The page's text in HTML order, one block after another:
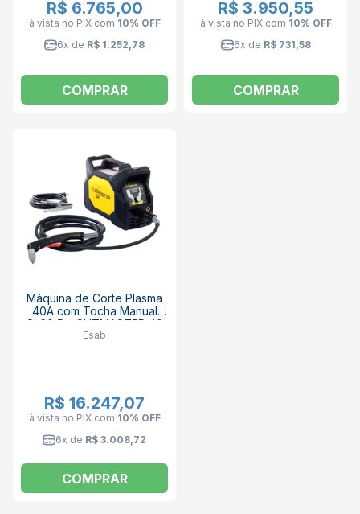
R$ 6.765,00
à vista no PIX com 10% OFF
6x de R$ 1.252,78
COMPRAR
R$ 3.950,55
à vista no PIX com 10% OFF
6x de R$ 731,58
COMPRAR
Máquina de Corte Plasma
40A com Tocha Manual
SL60 5m CUTMASTER 40
BLACK ESAB
Esab
R$ 16.247,07
à vista no PIX com 10% OFF
6x de R$ 3.008,72
COMPRAR